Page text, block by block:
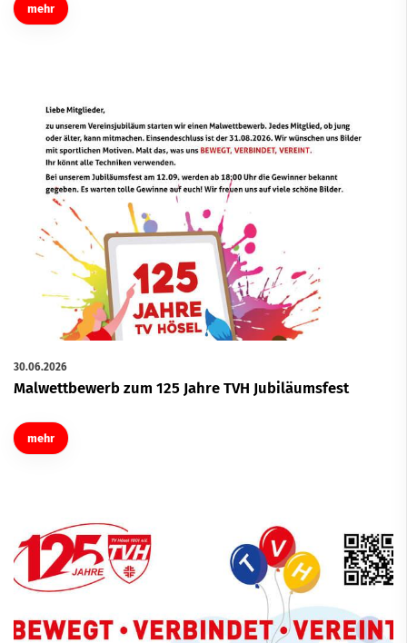
mehr
30.06.2026
Malwettbewerb zum 125 Jahre TVH Jubiläumsfest
mehr